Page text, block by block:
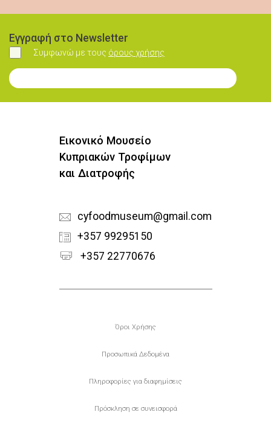
Εγγραφή στο Newsletter
Συμφωνώ
Συμφωνώ με τους όρους χρήσης
Εγγραφή στο Newsletter
Εικονικό Μουσείο
Κυπριακών Τροφίμων
και Διατροφής
cyfoodmuseum@gmail.com
+357 99295150
+357 22770676
Υποσέλιδο
Όροι Χρήσης
Προσωπικά Δεδομένα
Πληροφορίες για διαφημίσεις
Πρόσκληση σε συνεισφορά